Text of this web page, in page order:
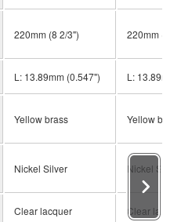
220mm (8 2/3") 220mm (8
L: 13.89mm (0.547") L: 13.89mm
Yellow brass Yellow brass
Nickel Silver Nickel Silver
Clear lacquer Clear